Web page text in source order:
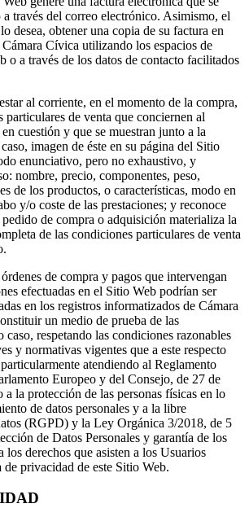
través del correo electrónico. Asimismo, el
desea, obtener una copia de su factura en
Cívica utilizando los espacios de
o a través de los datos de contacto facilitados
al corriente, en el momento de la compra,
particulares de venta que conciernen al
cuestión y que se muestran junto a la
imagen de éste en su página del Sitio
enunciativo, pero no exhaustivo, y
nombre, precio, componentes, peso,
de los productos, o características, modo en
y/o coste de las prestaciones; y reconoce
de compra o adquisición materializa la
de las condiciones particulares de venta
de compra y pagos que intervengan
efectuadas en el Sitio Web podrían ser
en los registros informatizados de Cámara
un medio de prueba de las
caso, respetando las condiciones razonables
y normativas vigentes que a este respecto
atendiendo al Reglamento
Europeo y del Consejo, de 27 de
la protección de las personas físicas en lo
de datos personales y a la libre
(RGPD) y la Ley Orgánica 3/2018, de 5
de Datos Personales y garantía de los
los derechos que asisten a los Usuarios
privacidad de este Sitio Web.